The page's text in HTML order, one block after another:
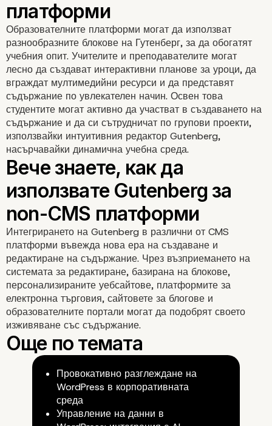
Отключване на
и приобщаване
Оптимизиране на SEO
Content Marketing
Образователните платформи могат да използват
разнообразните блокове на Гутенберг, за да обогатят
учебния опит. Учителите и преподавателите могат
лесно да създават интерактивни планове за уроци, да
вграждат мултимедийни ресурси и да представят
съдържание по увлекателен начин. Освен това
студентите могат активно да участват в създаването на
съдържание и да си сътрудничат по групови проекти,
използвайки интуитивния редактор Gutenberg,
насърчавайки динамична учебна среда.
Интегрирането на Gutenberg в различни от CMS
платформи въвежда нова ера на създаване и
редактиране на съдържание. Чрез възприемането на
системата за редактиране, базирана на блокове,
персонализираните уебсайтове, платформите за
електронна търговия, сайтовете за блогове и
образователните портали могат да подобрят своето
изживяване със съдържание.
Провокативно разглеждане на
WordPress в корпоративната
среда
Управление на данни в